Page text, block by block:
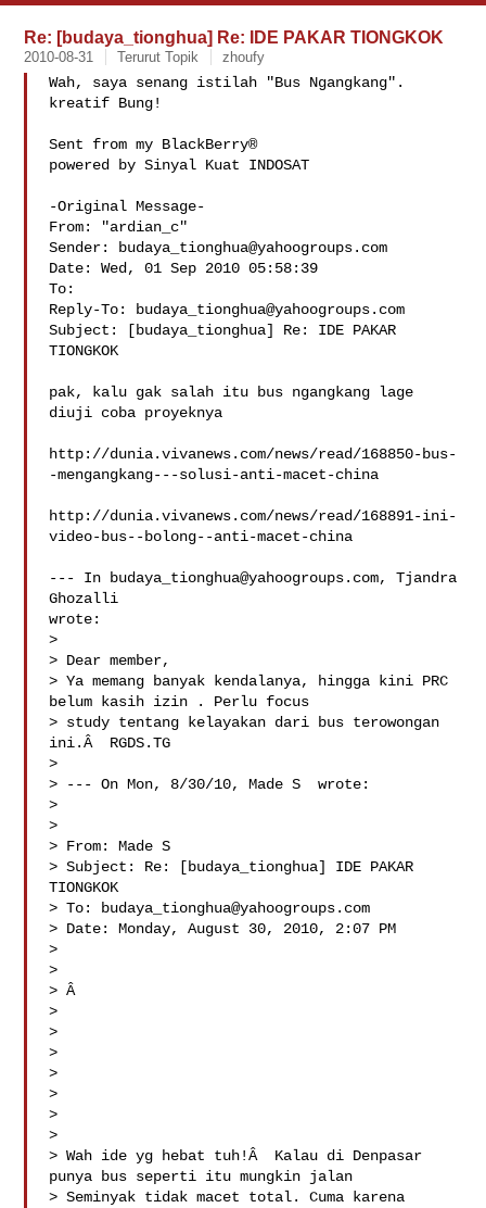
Re: [budaya_tionghua] Re: IDE PAKAR TIONGKOK
2010-08-31 Terurut Topik zhoufy
Wah, saya senang istilah "Bus Ngangkang".
kreatif Bung!
Sent from my BlackBerry®
powered by Sinyal Kuat INDOSAT
-Original Message-
From: "ardian_c"
Sender:
budaya_tionghua@yahoogroups.com
Date: Wed, 01 Sep 2010 05:58:39
To:
Reply-To:
budaya_tionghua@yahoogroups.com
Subject: [budaya_tionghua] Re: IDE PAKAR
TIONGKOK
pak, kalu gak salah itu bus ngangkang lage
diuji coba proyeknya
http://dunia.vivanews.com/news/read/168850-bus-
-mengangkang---solusi-anti-macet-china
http://dunia.vivanews.com/news/read/168891-ini-
video-bus--bolong--anti-macet-china
--- In budaya_tionghua@yahoogroups.com, Tjandra
Ghozalli
wrote:
>
> Dear member,
> Ya memang banyak kendalanya, hingga kini PRC
belum kasih izin . Perlu focus
> study tentang kelayakan dari bus terowongan
ini.Â  RGDS.TG
>
> --- On Mon, 8/30/10, Made S  wrote:
>
>
> From: Made S
> Subject: Re: [budaya_tionghua] IDE PAKAR
TIONGKOK
> To:
budaya_tionghua@yahoogroups.com
> Date: Monday, August 30, 2010, 2:07 PM
>
>
> Â
>
>
>
>
>
>
>
> Wah ide yg hebat tuh!Â  Kalau di Denpasar
punya bus seperti itu mungkin jalan
> Seminyak tidak macet total. Cuma karena